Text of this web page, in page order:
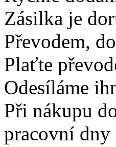
Zásilka je
Převodem,
Plaťte
Odesíláme
Při nákupu
pracovní dny